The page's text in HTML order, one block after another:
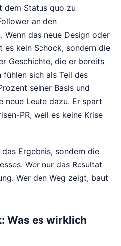
dem Status quo zu
an den
Wenn das neue Design oder
es kein Schock, sondern die
Geschichte, die er bereits
fühlen sich als Teil des
seiner Basis und
neue Leute dazu. Er spart
PR, weil es keine Krise
Ergebnis, sondern die
Wer nur das Resultat
Wer den Weg zeigt, baut
Was es wirklich